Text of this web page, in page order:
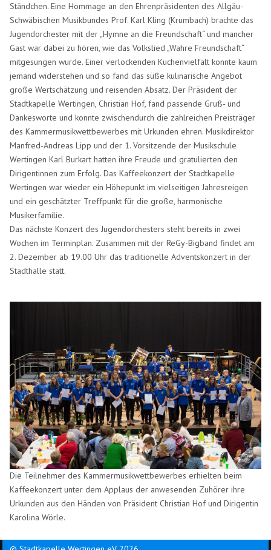
Ständchen. Eine Hommage an den Ehrenpräsidenten des Allgäu-
Schwäbischen Musikbundes Prof. Karl Kling (Krumbach) brachte das
Jugendorchester mit der „Hymne an die Freundschaft“ und mancher
Gast war dabei zu hören, wie das Volkslied „Wahre Freundschaft“
mitgesungen wurde. Einer verlockenden Kuchenvielfalt konnte kaum
jemand widerstehen und so fand das süße kulinarische Angebot
große Wertschätzung und reisenden Absatz. Der Präsident der
Stadtkapelle Wertingen, Christian Hof, fand passende Gruß- und
Dankesworte und konnte zwischendurch die zahlreichen Preisträger
des Kammermusikwettbewerbes mit Urkunden ehren. Musikdirektor
Manfred-Andreas Lipp und der 1. Vorsitzende der Musikschule
Wertingen Karl Burkart hatten ihre Freude und gratulierten den
Dirigentinnen zum Erfolg. Das Kaffeekonzert der Stadtkapelle
Wertingen war wieder ein Höhepunkt im vielseitigen Jahresreigen
und ein geschätzter Treffpunkt für die große, harmonische
Musikerfamilie.
Das nächste Konzert des Jugendorchesters steht bereits in zwei
Wochen im Terminplan. Zusammen mit der ReGy-Bigband findet am
2. Dezember ab 19.00 Uhr das traditionelle Adventskonzert in der
Stadthalle statt.
Die Teilnehmer des Kammermusikwettbewerbes erhielten beim
Kaffeekonzert unter dem Applaus der anwesenden Zuhörer ihre
Urkunden aus den Händen von Präsident Christian Hof und Dirigentin
Karolina Wörle.